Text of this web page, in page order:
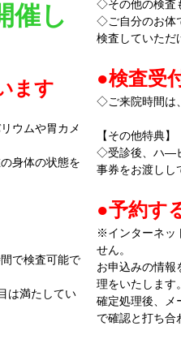
催し
ます
ウムや胃カメ
身体の状態を
で検査可能で
は満たしてい
◇その他の検査
◇ご自分のお体
検査していただ
●検査受
◇ご来院時間は
【その他特典】
◇受診後、ハ―
事券をお渡しし
●予約す
※インターネッ
せん。
お申込みの情報
理をいたします
確定処理後、メ
で確認と打ち合